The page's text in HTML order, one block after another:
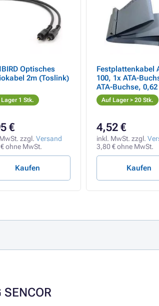
Optisches
2m (Toslink)
1 Stk.
€
zzgl. Versand
ohne MwSt.
Kaufen
Festplattenkabel
100, 1x ATA-
ATA-Buchse,
Adern, ATA100,
Verpackung im
Auf Lager > 20 Stk.
4,52 €
inkl. MwSt. zzgl.
3,80 € ohne MwSt.
Kaufen